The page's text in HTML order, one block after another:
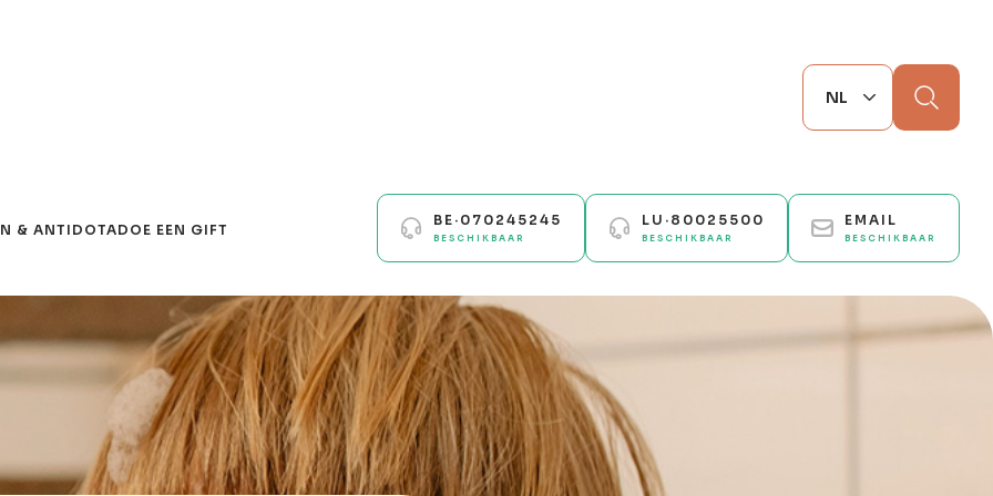
Zoek
& ANTIDOTADOE EEN GIFT
BE·070245245
BESCHIKBAAR
LU·80025500
BESCHIKBAAR
EMAIL
BESCHIKBAAR